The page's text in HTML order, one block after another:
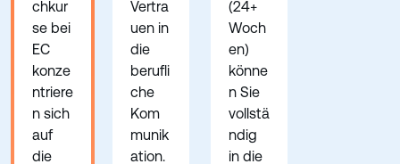
chkur
se bei
EC
konze
ntriere
n sich
auf
die
Vertra
uen in
die
berufli
che
Kom
munik
ation.
(24+
Woch
en)
könne
n Sie
vollstä
ndig
in die